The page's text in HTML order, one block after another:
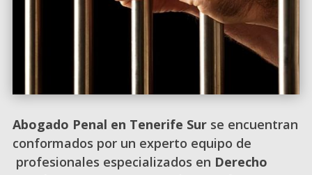
Abogado Penal en Tenerife Sur se encuentran
conformados por un experto equipo de
profesionales especializados en Derecho